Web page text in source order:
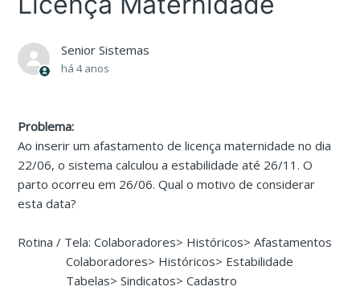
Senior Sistemas
há 4 anos
Problema:
Ao inserir um afastamento de licença maternidade no dia
22/06, o sistema calculou a estabilidade até 26/11. O
parto ocorreu em 26/06. Qual o motivo de considerar
esta data?
Rotina / Tela: Colaboradores> Históricos> Afastamentos
Colaboradores> Históricos> Estabilidade
Tabelas> Sindicatos> Cadastro